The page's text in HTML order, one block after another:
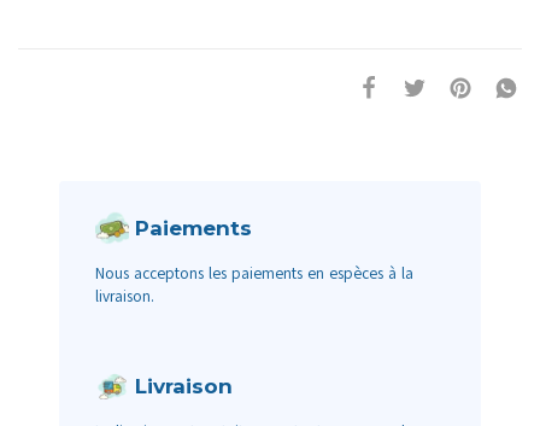
Paiements
Nous acceptons les paiements en espèces à la
livraison.
Livraison